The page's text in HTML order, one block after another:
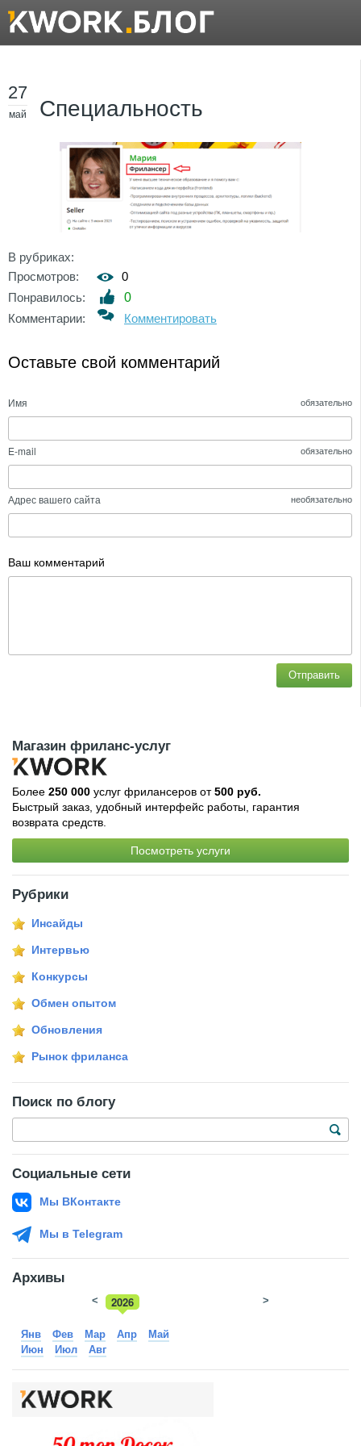
27
май Специальность
В рубриках:
Просмотров:
0
Понравилось:
0
Комментарии:
Комментировать
Оставьте свой комментарий
Имя обязательно
E-mail обязательно
Адрес вашего сайта необязательно
Ваш комментарий
Отправить
Магазин фриланс-услуг
Более 250 000 услуг фрилансеров от500 руб.
Быстрый заказ, удобный интерфейс работы, гарантия
возврата средств.
Посмотреть услуги
Рубрики
Инсайды
Интервью
Конкурсы
Обмен опытом
Обновления
Рынок фриланса
Поиск по блогу
Социальные сети
Мы ВКонтакте
Мы в Telegram
Архивы
2026
2025
< >
Янв Фев Мар Апр
Май
Июн
Июл Авг